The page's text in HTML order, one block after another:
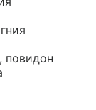
повидон